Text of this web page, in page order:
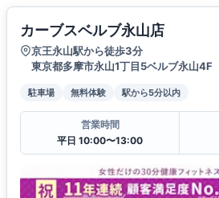
カーブスベルブ永山店
京王永山駅から徒歩3分
東京都多摩市永山1丁目5ベルブ永山4F
駐車場 無料体験 駅から5分以内
営業時間
平日 10:00〜13:00